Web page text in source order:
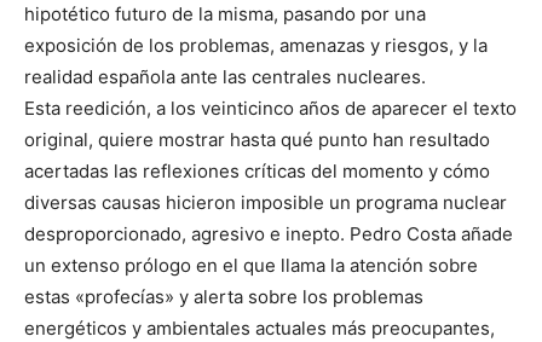
hipotético futuro de la misma, pasando por una
exposición de los problemas, amenazas y riesgos, y la
realidad española ante las centrales nucleares.
Esta reedición, a los veinticinco años de aparecer el texto
original, quiere mostrar hasta qué punto han resultado
acertadas las reflexiones críticas del momento y cómo
diversas causas hicieron imposible un programa nuclear
desproporcionado, agresivo e inepto. Pedro Costa añade
un extenso prólogo en el que llama la atención sobre
estas «profecías» y alerta sobre los problemas
energéticos y ambientales actuales más preocupantes,